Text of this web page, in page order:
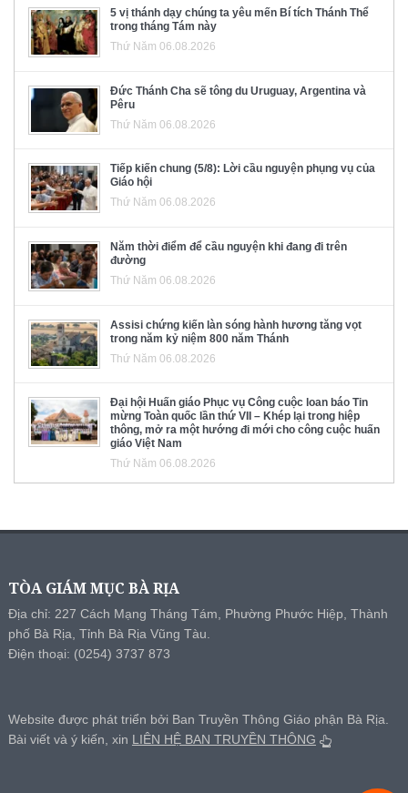
5 vị thánh dạy chúng ta yêu mến Bí tích Thánh Thể
trong tháng Tám này
Thứ Năm 06.08.2026
Đức Thánh Cha sẽ tông du Uruguay, Argentina và
Pêru
Thứ Năm 06.08.2026
Tiếp kiến chung (5/8): Lời cầu nguyện phụng vụ của
Giáo hội
Thứ Năm 06.08.2026
Năm thời điểm để cầu nguyện khi đang đi trên
đường
Thứ Năm 06.08.2026
Assisi chứng kiến làn sóng hành hương tăng vọt
trong năm kỷ niệm 800 năm Thánh
Thứ Năm 06.08.2026
Đại hội Huấn giáo Phục vụ Công cuộc loan báo Tin
mừng Toàn quốc lần thứ VII – Khép lại trong hiệp
thông, mở ra một hướng đi mới cho công cuộc huấn
giáo Việt Nam
Thứ Năm 06.08.2026
TÒA GIÁM MỤC BÀ RỊA
Địa chỉ: 227 Cách Mạng Tháng Tám, Phường Phước Hiệp, Thành
phố Bà Rịa, Tỉnh Bà Rịa Vũng Tàu.
Điện thoại: (0254) 3737 873
Website được phát triển bởi Ban Truyền Thông Giáo phận Bà Rịa.
Bài viết và ý kiến, xin LIÊN HỆ BAN TRUYỀN THÔNG